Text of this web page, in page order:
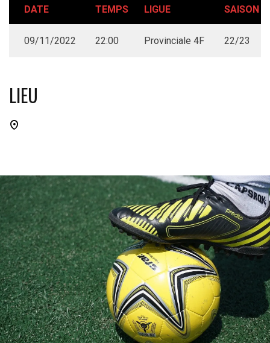
DATE TEMPS LIGUE SAISON
09/11/2022 22:00 Provinciale 4F 22/23
LIEU